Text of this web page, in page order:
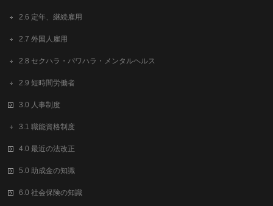
2.6 定年、継続雇用
2.7 外国人雇用
2.8 セクハラ・パワハラ・メンタルヘルス
2.9 短時間労働者
3.0 人事制度
3.1 職能資格制度
4.0 最近の法改正
5.0 助成金の知識
6.0 社会保険の知識